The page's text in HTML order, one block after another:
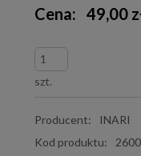
Cena: 49,00
szt.
Producent:
INARI
Kod produktu: